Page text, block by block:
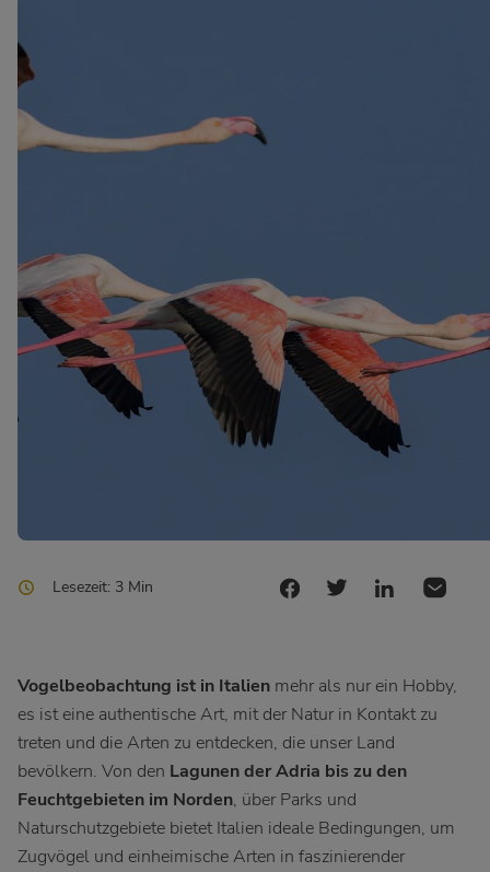
Lesezeit: 3 Min
Vogelbeobachtung ist in Italien mehr als nur ein Hobby,
es ist eine authentische Art, mit der Natur in Kontakt zu
treten und die Arten zu entdecken, die unser Land
bevölkern. Von den Lagunen der Adria bis zu den
Feuchtgebieten im Norden, über Parks und
Naturschutzgebiete bietet Italien ideale Bedingungen, um
Zugvögel und einheimische Arten in faszinierender